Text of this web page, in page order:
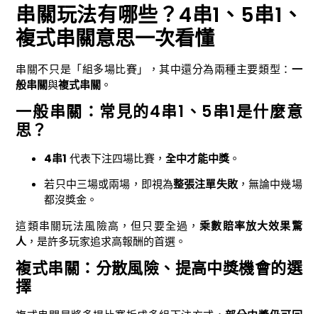
串關玩法有哪些？4串1、5串1、
複式串關意思一次看懂
串關不只是「組多場比賽」，其中還分為兩種主要類型： 一
般串關與複式串關 。
一般串關：常見的4串1、5串1是什麼意
思？
4串1 代表下注四場比賽，全中才能中獎 。
若只中三場或兩場，即視為整張注單失敗，無論中幾場
都沒獎金。
這類串關玩法風險高，但只要全過，乘數賠率放大效果驚
人，是許多玩家追求高報酬的首選。
複式串關：分散風險、提高中獎機會的選
擇